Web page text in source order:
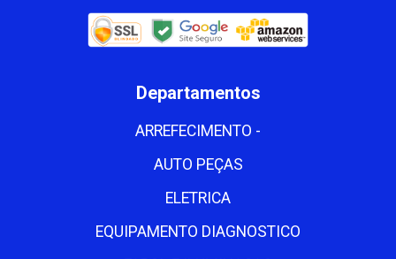
Departamentos
ARREFECIMENTO -
AUTO PEÇAS
ELETRICA
EQUIPAMENTO DIAGNOSTICO